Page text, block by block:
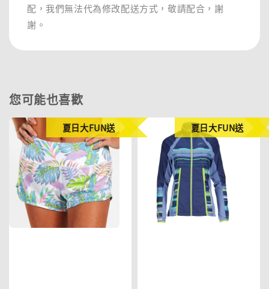
配，我們無法代為修改配送方式，敬請配合，謝
謝。
您可能也喜歡
夏日大FUN送 夏日大FUN送